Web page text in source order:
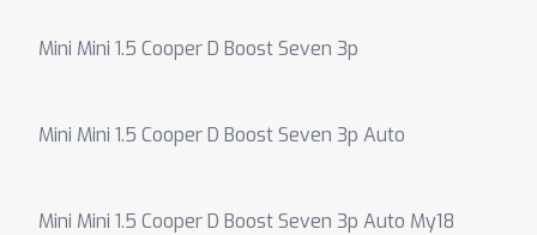
Mini Mini 1.5 Cooper D Boost Seven 3p
Mini Mini 1.5 Cooper D Boost Seven 3p Auto
Mini Mini 1.5 Cooper D Boost Seven 3p Auto My18